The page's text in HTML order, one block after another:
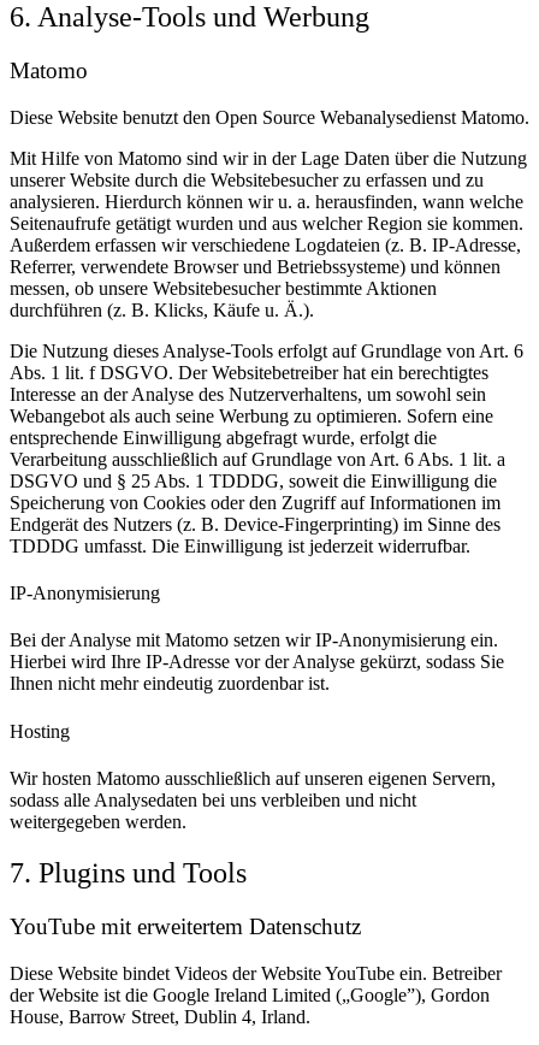
6. Analyse-Tools und Werbung
Matomo
Diese Website benutzt den Open Source Webanalysedienst Matomo.
Mit Hilfe von Matomo sind wir in der Lage Daten über die Nutzung
unserer Website durch die Websitebesucher zu erfassen und zu
analysieren. Hierdurch können wir u. a. herausfinden, wann welche
Seitenaufrufe getätigt wurden und aus welcher Region sie kommen.
Außerdem erfassen wir verschiedene Logdateien (z. B. IP-Adresse,
Referrer, verwendete Browser und Betriebssysteme) und können
messen, ob unsere Websitebesucher bestimmte Aktionen
durchführen (z. B. Klicks, Käufe u. Ä.).
Die Nutzung dieses Analyse-Tools erfolgt auf Grundlage von Art. 6
Abs. 1 lit. f DSGVO. Der Websitebetreiber hat ein berechtigtes
Interesse an der Analyse des Nutzerverhaltens, um sowohl sein
Webangebot als auch seine Werbung zu optimieren. Sofern eine
entsprechende Einwilligung abgefragt wurde, erfolgt die
Verarbeitung ausschließlich auf Grundlage von Art. 6 Abs. 1 lit. a
DSGVO und § 25 Abs. 1 TDDDG, soweit die Einwilligung die
Speicherung von Cookies oder den Zugriff auf Informationen im
Endgerät des Nutzers (z. B. Device-Fingerprinting) im Sinne des
TDDDG umfasst. Die Einwilligung ist jederzeit widerrufbar.
IP-Anonymisierung
Bei der Analyse mit Matomo setzen wir IP-Anonymisierung ein.
Hierbei wird Ihre IP-Adresse vor der Analyse gekürzt, sodass Sie
Ihnen nicht mehr eindeutig zuordenbar ist.
Hosting
Wir hosten Matomo ausschließlich auf unseren eigenen Servern,
sodass alle Analysedaten bei uns verbleiben und nicht
weitergegeben werden.
7. Plugins und Tools
YouTube mit erweitertem Datenschutz
Diese Website bindet Videos der Website YouTube ein. Betreiber
der Website ist die Google Ireland Limited („Google”), Gordon
House, Barrow Street, Dublin 4, Irland.